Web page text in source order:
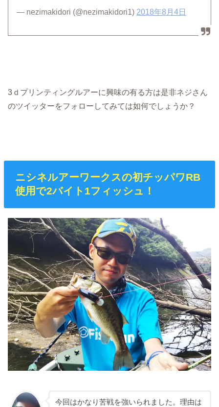
— nezimakidori (@nezimakidori1) 2018年8月4日
3ｄプリンティングルアーに興味の有る方は是非ネジさん
のツイッターをフォローしてみては如何でしょうか？
ニシネルアーワークスの初チッパワRB
使用で2バイト1フィッシュ！
今回はかなり苦戦を強いられました。理由は